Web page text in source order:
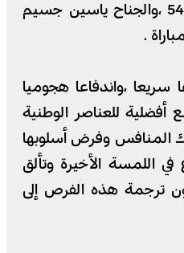
ياسر الزبيري في الدقيقة 54 ،والجناح ياسين جسيم
سريعا ،واندفاعا هجوميا
أفضلية للعناصر الوطنية
المنافس وفرض أسلوبها
اللمسة الأخيرة وتألق
ترجمة هذه الفرص إلى